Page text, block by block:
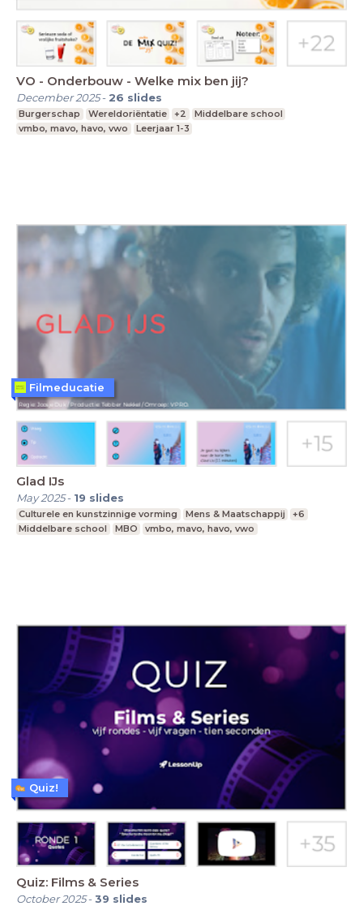
VO - Onderbouw - Welke mix ben jij?
December 2025- 26 slides
Burgerschap Wereldoriëntatie +2
Middelbare school
vmbo, mavo, havo, vwo
Leerjaar 1-3
Glad IJs
May 2025- 19 slides
Culturele en kunstzinnige vorming Mens & Maatschappij
+6
Middelbare school
MBO vmbo, mavo, havo, vwo
Filmeducatie
Quiz: Films & Series
October 2025-39 slides
Quiz!